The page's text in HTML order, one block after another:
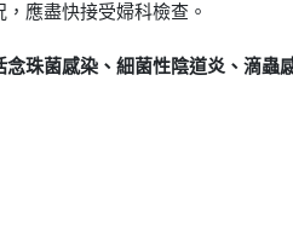
應盡快接受婦科檢查。
珠菌感染、細菌性陰道炎、滴